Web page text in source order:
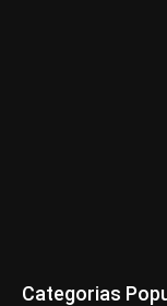
Categorias